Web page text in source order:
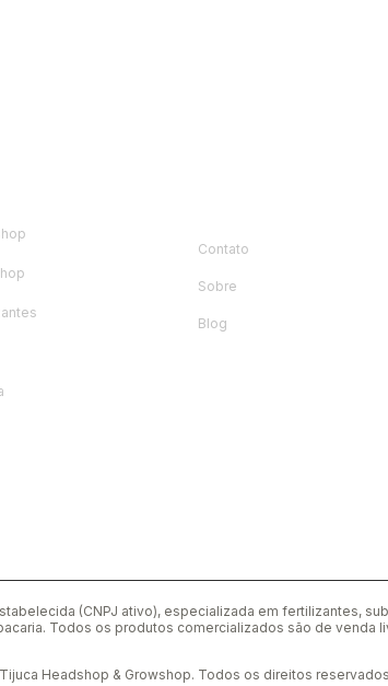
Contato
Sobre
Blog
(CNPJ ativo), especializada em fertilizantes,
Todos os produtos comercializados são de venda
Headshop & Growshop. Todos os direitos